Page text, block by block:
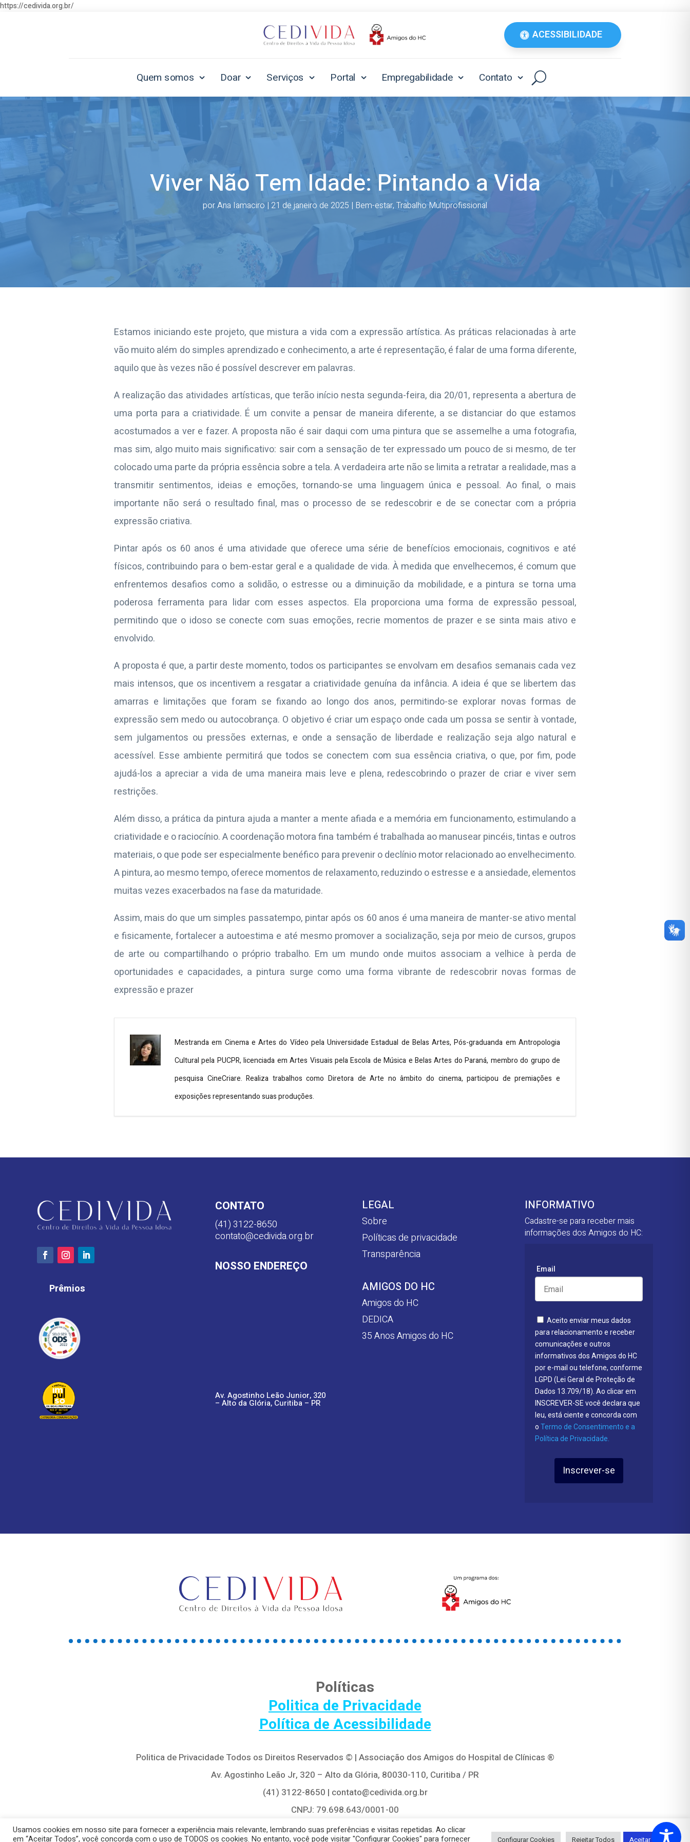
https://cedivida.org.br/
ACESSIBILIDADE
Quem somos Doar Serviços Portal Empregabilidade Contato
Viver Não Tem Idade: Pintando a Vida
porAna Iamaciro | 21 de janeiro de 2025 | Bem-estar, Trabalho Multiprofissional
Estamos iniciando este projeto, que mistura a vida com a expressão artística. As práticas relacionadas à arte
vão muito além do simples aprendizado e conhecimento, a arte é representação, é falar de uma forma diferente,
aquilo que às vezes não é possível descrever em palavras.
A realização das atividades artísticas, que terão início nesta segunda-feira, dia 20/01, representa a abertura de
uma porta para a criatividade. É um convite a pensar de maneira diferente, a se distanciar do que estamos
acostumados a ver e fazer. A proposta não é sair daqui com uma pintura que se assemelhe a uma fotografia,
mas sim, algo muito mais significativo: sair com a sensação de ter expressado um pouco de si mesmo, de ter
colocado uma parte da própria essência sobre a tela. A verdadeira arte não se limita a retratar a realidade, mas a
transmitir sentimentos, ideias e emoções, tornando-se uma linguagem única e pessoal. Ao final, o mais
importante não será o resultado final, mas o processo de se redescobrir e de se conectar com a própria
expressão criativa.
Pintar após os 60 anos é uma atividade que oferece uma série de benefícios emocionais, cognitivos e até
físicos, contribuindo para o bem-estar geral e a qualidade de vida. À medida que envelhecemos, é comum que
enfrentemos desafios como a solidão, o estresse ou a diminuição da mobilidade, e a pintura se torna uma
poderosa ferramenta para lidar com esses aspectos. Ela proporciona uma forma de expressão pessoal,
permitindo que o idoso se conecte com suas emoções, recrie momentos de prazer e se sinta mais ativo e
envolvido.
A proposta é que, a partir deste momento, todos os participantes se envolvam em desafios semanais cada vez
mais intensos, que os incentivem a resgatar a criatividade genuína da infância. A ideia é que se libertem das
amarras e limitações que foram se fixando ao longo dos anos, permitindo-se explorar novas formas de
expressão sem medo ou autocobrança. O objetivo é criar um espaço onde cada um possa se sentir à vontade,
sem julgamentos ou pressões externas, e onde a sensação de liberdade e realização seja algo natural e
acessível. Esse ambiente permitirá que todos se conectem com sua essência criativa, o que, por fim, pode
ajudá-los a apreciar a vida de uma maneira mais leve e plena, redescobrindo o prazer de criar e viver sem
restrições.
Além disso, a prática da pintura ajuda a manter a mente afiada e a memória em funcionamento, estimulando a
criatividade e o raciocínio. A coordenação motora fina também é trabalhada ao manusear pincéis, tintas e outros
materiais, o que pode ser especialmente benéfico para prevenir o declínio motor relacionado ao envelhecimento.
A pintura, ao mesmo tempo, oferece momentos de relaxamento, reduzindo o estresse e a ansiedade, elementos
muitas vezes exacerbados na fase da maturidade.
Assim, mais do que um simples passatempo, pintar após os 60 anos é uma maneira de manter-se ativo mental
e fisicamente, fortalecer a autoestima e até mesmo promover a socialização, seja por meio de cursos, grupos
de arte ou compartilhando o próprio trabalho. Em um mundo onde muitos associam a velhice à perda de
oportunidades e capacidades, a pintura surge como uma forma vibrante de redescobrir novas formas de
expressão e prazer
Mestranda em Cinema e Artes do Vídeo pela Universidade Estadual de Belas Artes, Pós-graduanda em Antropologia
Cultural pela PUCPR, licenciada em Artes Visuais pela Escola de Música e Belas Artes do Paraná, membro do grupo de
pesquisa CineCriare. Realiza trabalhos como Diretora de Arte no âmbito do cinema, participou de premiações e
exposições representando suas produções.
Prêmios
CONTATO
(41) 3122-8650
contato@cedivida.org.br
NOSSO ENDEREÇO
Av. Agostinho Leão Junior, 320
– Alto da Glória, Curitiba – PR
LEGAL
Sobre
Políticas de privacidade
Transparência
AMIGOS DO HC
Amigos do HC
DEDICA
35 Anos Amigos do HC
INFORMATIVO
Cadastre-se para receber mais
informações dos Amigos do HC:
Email
Aceito enviar meus dados
para relacionamento e receber
comunicações e outros
informativos dos Amigos do HC
por e-mail ou telefone, conforme
LGPD (Lei Geral de Proteção de
Dados 13.709/18). Ao clicar em
INSCREVER-SE você declara que
leu, está ciente e concorda com
o Termo de Consentimento e a
Política de Privacidade.
Inscrever-se
Políticas
Politica de Privacidade
Política de Acessibilidade
Politica de Privacidade Todos os Direitos Reservados © | Associação dos Amigos do Hospital de Clínicas ®
Av. Agostinho Leão Jr, 320 – Alto da Glória, 80030-110, Curitiba / PR
(41) 3122-8650 | contato@cedivida.org.br
CNPJ: 79.698.643/0001-00
Usamos cookies em nosso site para fornecer a experiência mais relevante, lembrando suas preferências e visitas repetidas. Ao clicar
em “Aceitar Todos”, você concorda com o uso de TODOS os cookies. No entanto, você pode visitar "Configurar Cookies" para fornecer
Configurar Cookies Rejeitar Todos Aceitar Todos